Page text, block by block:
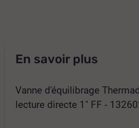
En savoir plus
Vanne d'équilibrage
lecture directe 1" FF -